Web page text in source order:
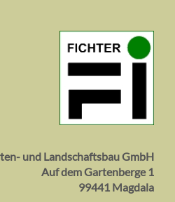
und Landschaftsbau GmbH
Auf dem Gartenberge 1
99441 Magdala